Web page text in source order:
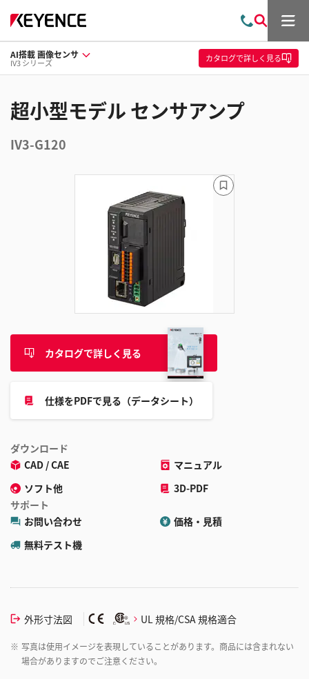
問
い
合
わ
索
メ
ュ
ー
AI搭載 画像センサ
IV3 シリーズ カタログで詳しく見る
超小型モデル センサアンプ
IV3-G120
カタログで詳しく見る
仕様をPDFで見る（データシート）
ダウンロード
CAD / CAE
マニュアル
ソフト他
3D-PDF
サポート
お問い合わせ
価格・見積
無料テスト機
外形寸法図 UL 規格/CSA 規格適合
※ 写真は使用イメージを表現していることがあります。商品には含まれない
場合がありますのでご注意ください。
ブ
ッ